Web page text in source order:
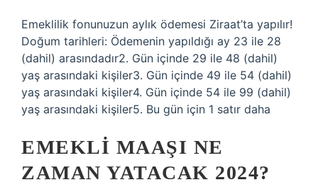
Emeklilik fonunuzun aylık ödemesi Ziraat’ta yapılır!
Doğum tarihleri: Ödemenin yapıldığı ay 23 ile 28
(dahil) arasındadır2. Gün içinde 29 ile 48 (dahil)
yaş arasındaki kişiler3. Gün içinde 49 ile 54 (dahil)
yaş arasındaki kişiler4. Gün içinde 54 ile 99 (dahil)
yaş arasındaki kişiler5. Bu gün için 1 satır daha
EMEKLI MAAŞI NE
ZAMAN YATACAK 2024?